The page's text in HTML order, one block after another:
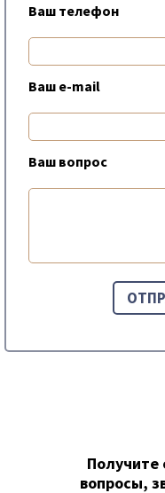
Ваш телефон
Ваш e-mail
Ваш вопрос
Получите
вопросы,